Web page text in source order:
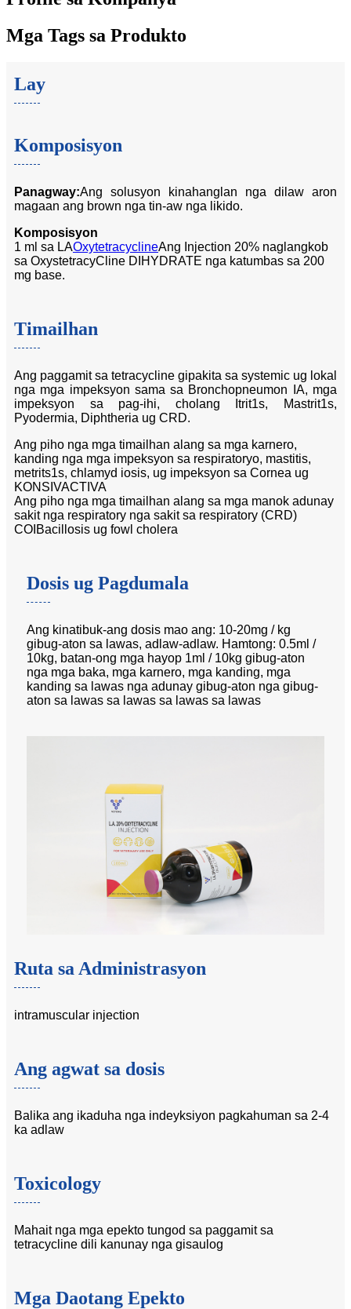
Mga Tags sa Produkto
Lay
Komposisyon
Panagway:Ang solusyon kinahanglan nga dilaw aron
magaan ang brown nga tin-aw nga likido.
Komposisyon
1 ml sa LAOxytetracyclineAng Injection 20% naglangkob
sa OxystetracyCline DIHYDRATE nga katumbas sa 200
mg base.
Timailhan
Ang paggamit sa tetracycline gipakita sa systemic ug lokal
nga mga impeksyon sama sa Bronchopneumon IA, mga
impeksyon sa pag-ihi, cholang Itrit1s, Mastrit1s,
Pyodermia, Diphtheria ug CRD.
Ang piho nga mga timailhan alang sa mga karnero,
kanding nga mga impeksyon sa respiratoryo, mastitis,
metrits1s, chlamyd iosis, ug impeksyon sa Cornea ug
KONSIVACTIVA
Ang piho nga mga timailhan alang sa mga manok adunay
sakit nga respiratory nga sakit sa respiratory (CRD)
COIBacillosis ug fowl cholera
Dosis ug Pagdumala
Ang kinatibuk-ang dosis mao ang: 10-20mg / kg
gibug-aton sa lawas, adlaw-adlaw. Hamtong: 0.5ml /
10kg, batan-ong mga hayop 1ml / 10kg gibug-aton
nga mga baka, mga karnero, mga kanding, mga
kanding sa lawas nga adunay gibug-aton nga gibug-
aton sa lawas sa lawas sa lawas sa lawas
Ruta sa Administrasyon
intramuscular injection
Ang agwat sa dosis
Balika ang ikaduha nga indeyksiyon pagkahuman sa 2-4
ka adlaw
Toxicology
Mahait nga mga epekto tungod sa paggamit sa
tetracycline dili kanunay nga gisaulog
Mga Daotang Epekto